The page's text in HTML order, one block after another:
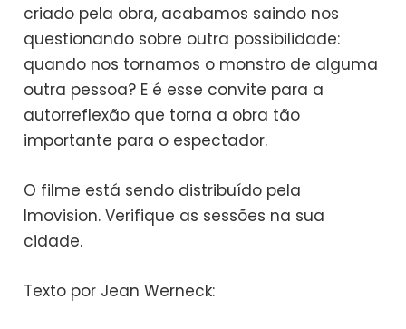
criado pela obra, acabamos saindo nos
questionando sobre outra possibilidade:
quando nos tornamos o monstro de alguma
outra pessoa? E é esse convite para a
autorreflexão que torna a obra tão
importante para o espectador.
O filme está sendo distribuído pela
Imovision. Verifique as sessões na sua
cidade.
Texto por Jean Werneck: